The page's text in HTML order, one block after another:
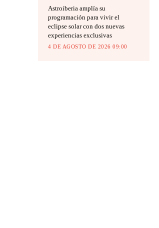
Astroiberia amplía su
programación para vivir el
eclipse solar con dos nuevas
experiencias exclusivas
4 DE AGOSTO DE 2026 09:00